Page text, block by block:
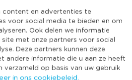
content en advertenties te
voor social media te bieden en om
Ook delen we informatie
met onze partners voor social
Deze partners kunnen deze
andere informatie die u aan ze heeft
verzameld op basis van uw gebruik
in ons cookiebeleid.
bekend
duo tone geel ? Schrijf een
review!